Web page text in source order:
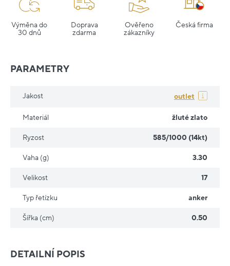
Výměna do
30 dnů
Doprava
zdarma
Ověřeno
zákazníky
Česká firma
DETAILNÍ POPIS
PARAMETRY
Jakost outlet
Materiál žluté zlato
Ryzost 585/1000 (14kt)
Vaha (g) 3.30
Velikost 17
Typ řetízku anker
Šířka (cm) 0.50